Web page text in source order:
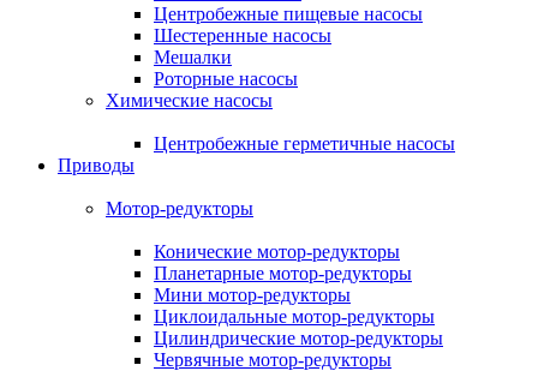
Центробежные пищевые насосы
Шестеренные насосы
Мешалки
Роторные насосы
Химические насосы
Центробежные герметичные насосы
Приводы
Мотор-редукторы
Конические мотор-редукторы
Планетарные мотор-редукторы
Мини мотор-редукторы
Циклоидальные мотор-редукторы
Цилиндрические мотор-редукторы
Червячные мотор-редукторы